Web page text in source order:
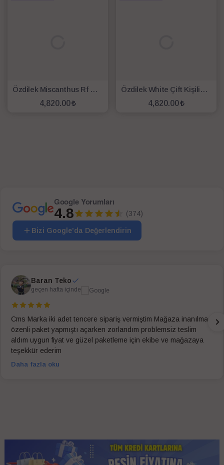
Özdilek Miscanthus Rf Çift Kişilik Uyku Seti Krem
4,820.00
Özdilek White Çift Kişilik Lila Uyku Seti
4,820.00
Google Yorumları
4.8 (374)
Bizi Google'da Değerlendirin
Baran Teko
geçen hafta içinde
Cms Marka iki adet tencere sipariş vermiştim Mağaza inanılmaz
özenli paket yapmıştı açarken zorlandım problemsiz teslim
aldım uygun fiyat ve güzel paketleme için ekibe ve mağazaya
teşekkür ederim
Daha fazla oku